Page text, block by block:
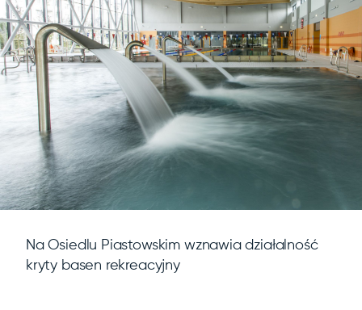
Na Osiedlu Piastowskim wznawia działalność
kryty basen rekreacyjny